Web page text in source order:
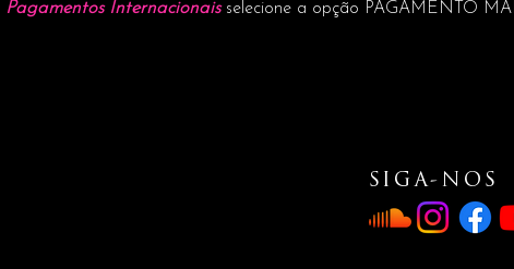
Pagamentos Internacionais selecione a opção PAGAMENTO
SIGA-NOS